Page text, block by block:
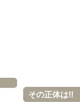
その正体は!!